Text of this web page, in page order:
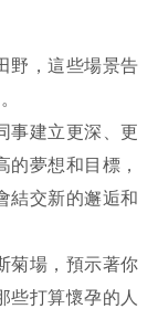
野，這些場景告
事建立更深、更
夢想和目標，
結交新的邂逅和
菊場，預示著你
些打算懷孕的人